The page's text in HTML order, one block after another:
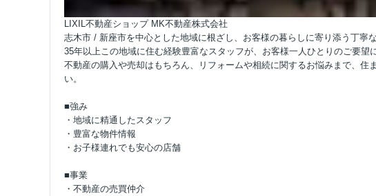
LIXIL不動産ショップ MK不動産株式会社
志木市 / 新座市を中心とした地域に根ざし、お客様の暮らしに寄り添う丁寧
35年以上この地域に住む経験豊富なスタッフが、お客様一人ひとりのご要望
不動産の購入や売却はもちろん、リフォームや相続に関するお悩みまで、住
い。
■強み
・地域に精通したスタッフ
・豊富な物件情報
・お子様連れでも安心の店舗
■事業
・不動産の売買仲介